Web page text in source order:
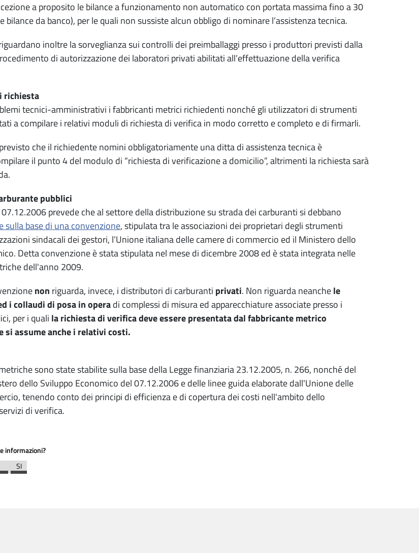
a proposito le bilance a funzionamento non automatico con portata massima fino a 30
bilance da banco), per le quali non sussiste alcun obbligo di nominare l’assistenza tecnica.
inoltre la sorveglianza sui controlli dei preimballaggi presso i produttori previsti dalla
di autorizzazione dei laboratori privati abilitati all’effettuazione della verifica
richiesta
tecnici-amministrativi i fabbricanti metrici richiedenti nonché gli utilizzatori di strumenti
a compilare i relativi moduli di richiesta di verifica in modo corretto e completo e di firmarli.
che il richiedente nomini obbligatoriamente una ditta di assistenza tecnica è
il punto 4 del modulo di “richiesta di verificazione a domicilio”, altrimenti la richiesta sarà
pubblici
07.12.2006 prevede che al settore della distribuzione su strada dei carburanti si debbano
sulla base di una convenzione, stipulata tra le associazioni dei proprietari degli strumenti
sindacali dei gestori, l’Unione italiana delle camere di commercio ed il Ministero dello
Detta convenzione è stata stipulata nel mese di dicembre 2008 ed è stata integrata nelle
dell'anno 2009.
non riguarda, invece, i distributori di carburanti privati. Non riguarda neanchele
i collaudi di posa in operadi complessi di misura ed apparecchiature associate presso i
per i quali la richiesta di verifica deve essere presentata dal fabbricante metrico
si assume anche i relativi costi.
sono state stabilite sulla base della Legge finanziaria 23.12.2005, n. 266, nonché del
dello Sviluppo Economico del 07.12.2006 e delle linee guida elaborate dall'Unione delle
tenendo conto dei principi di efficienza e di copertura dei costi nell'ambito dello
di verifica.
informazioni?